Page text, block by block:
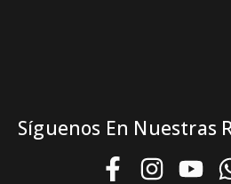
Síguenos En Nuestras